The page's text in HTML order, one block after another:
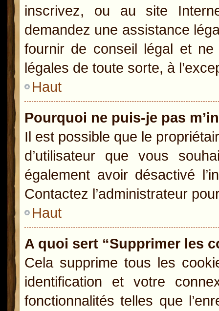
inscrivez, ou au site
demandez une assistance
fournir de conseil légal et
légales de toute sorte, à
Haut
Pourquoi ne puis-je pas
Il est possible que le
d’utilisateur que vous
également avoir désactivé
Contactez l’administrateur
Haut
A quoi sert “Supprimer les
Cela supprime tous les
identification et votre
fonctionnalités telles que